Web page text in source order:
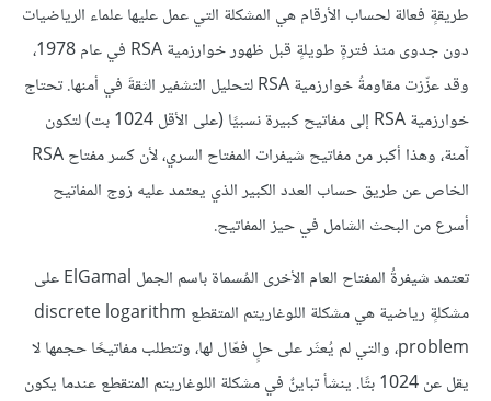
طريقةٍ فعالة لحساب الأرقام هي المشكلة التي عمل عليها علماء الرياضيات
دون جدوى منذ فترةٍ طويلةٍ قبل ظهور خوارزمية RSA في عام 1978،
وقد عزّزت مقاومةُ خوارزمية RSA لتحليل التشفير الثقةَ في أمنها. تحتاج
خوارزمية RSA إلى مفاتيح كبيرة نسبيًا (على الأقل 1024 بت) لتكون
آمنة، وهذا أكبر من مفاتيح شيفرات المفتاح السري، لأن كسر مفتاح RSA
الخاص عن طريق حساب العدد الكبير الذي يعتمد عليه زوج المفاتيح
أسرع من البحث الشامل في حيز المفاتيح.
تعتمد شيفرةُ المفتاح العام الأخرى المُسماة باسم الجمل ElGamal على
مشكلةٍ رياضية هي مشكلة اللوغاريتم المتقطع discrete logarithm
problem، والتي لم يُعثَر على حلٍ فعّال لها، وتتطلب مفاتيحًا حجمها لا
يقل عن 1024 بتًا. ينشأ تباينٌ في مشكلة اللوغاريتم المتقطع عندما يكون